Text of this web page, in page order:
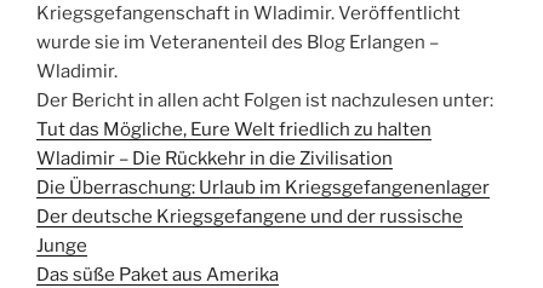
Kriegsgefangenschaft in Wladimir. Veröffentlicht
wurde sie im Veteranenteil des Blog Erlangen –
Wladimir.
Der Bericht in allen acht Folgen ist nachzulesen unter:
Tut das Mögliche, Eure Welt friedlich zu halten
Wladimir – Die Rückkehr in die Zivilisation
Die Überraschung: Urlaub im Kriegsgefangenenlager
Der deutsche Kriegsgefangene und der russische
Junge
Das süße Paket aus Amerika